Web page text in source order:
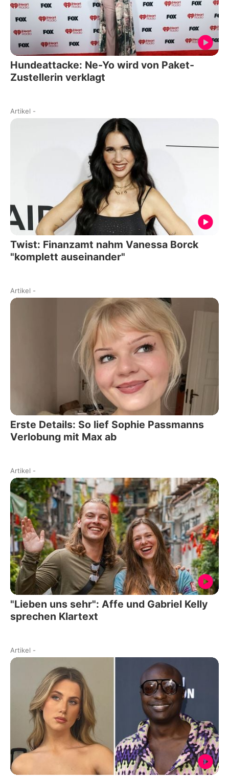
Hundeattacke: Ne-Yo wird von Paket-
Zustellerin verklagt
Artikel -
Twist: Finanzamt nahm Vanessa Borck
"komplett auseinander"
Artikel -
Erste Details: So lief Sophie Passmanns
Verlobung mit Max ab
Artikel -
"Lieben uns sehr": Affe und Gabriel Kelly
sprechen Klartext
Artikel -